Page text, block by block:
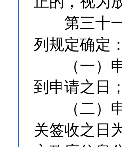
第三十一
列规定确定
（一）申
到申请之日
（二）申
关签收之日